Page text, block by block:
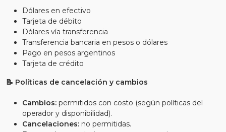
Dólares en efectivo
Tarjeta de débito
Dólares vía transferencia
Transferencia bancaria en pesos o dólares
Pago en pesos argentinos
Tarjeta de crédito
📝 Políticas de cancelación y cambios
Cambios: permitidos con costo (según políticas del
operador y disponibilidad).
Cancelaciones: no permitidas.